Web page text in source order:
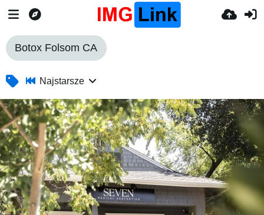
Botox Folsom CA
Najstarsze